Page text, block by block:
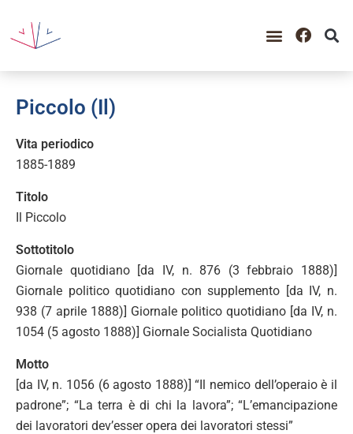
Piccolo (Il)
Vita periodico
1885-1889
Titolo
Il Piccolo
Sottotitolo
Giornale quotidiano [da IV, n. 876 (3 febbraio 1888)]
Giornale politico quotidiano con supplemento [da IV, n.
938 (7 aprile 1888)] Giornale politico quotidiano [da IV, n.
1054 (5 agosto 1888)] Giornale Socialista Quotidiano
Motto
[da IV, n. 1056 (6 agosto 1888)] “Il nemico dell’operaio è il
padrone”; “La terra è di chi la lavora”; “L’emancipazione
dei lavoratori dev’esser opera dei lavoratori stessi”